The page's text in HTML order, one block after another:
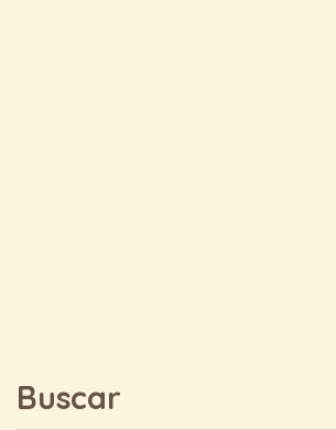
Buscar